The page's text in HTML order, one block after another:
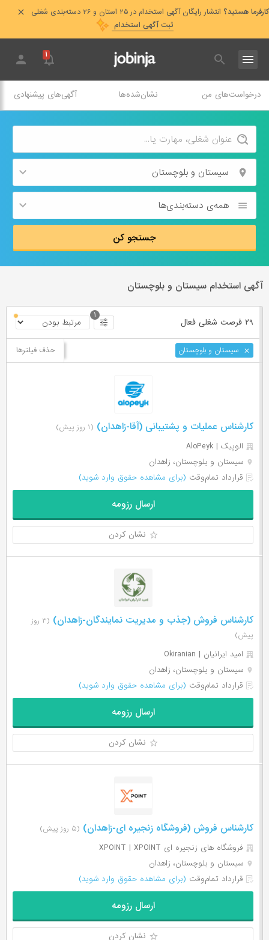
کارفرما هستید؟ انتشار رایگان آگهی استخدام در ۲۵ استان و ۲۶ دسته‌بندی شغلی
ثبت آگهی استخدام
۱
درخواست‌های من نشان‌شده‌ها آگهی‌های پیشنهادی
سیستان و بلوچستان
همه‌ی دسته‌بندی‌ها
جستجو کن
آگهی استخدام سیستان و بلوچستان
۲۹ فرصت ‌شغلی فعال
۱
سیستان و بلوچستان حذف فیلترها
کارشناس عملیات و پشتیبانی (آقا-زاهدان) (۱ روز پیش)
الوپیک | AloPeyk
سیستان و بلوچستان، زاهدان
قرارداد تمام‌وقت (برای مشاهده حقوق وارد شوید)
ارسال رزومه
نشان کردن
کارشناس فروش (جذب و مدیریت نمایندگان-زاهدان)
(۳ روز
پیش)
امید ایرانیان | Okiranian
سیستان و بلوچستان، زاهدان
قرارداد تمام‌وقت (برای مشاهده حقوق وارد شوید)
ارسال رزومه
نشان کردن
کارشناس فروش (فروشگاه زنجیره ای-زاهدان) (۵ روز پیش)
فروشگاه های زنجیره ای XPOINT | XPOINT
سیستان و بلوچستان، زاهدان
قرارداد تمام‌وقت (برای مشاهده حقوق وارد شوید)
ارسال رزومه
نشان کردن